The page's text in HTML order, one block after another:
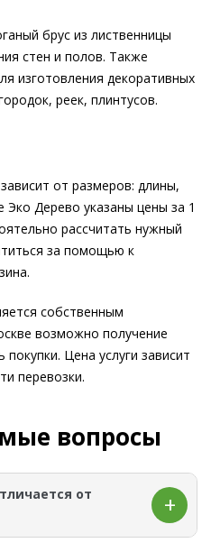
брус из лиственницы
стен и полов. Также
изготовления декоративных
реек, плинтусов.
от размеров: длины,
Дерево указаны цены за 1
рассчитать нужный
за помощью к
собственным
возможно получение
Цена услуги зависит
перевозки.
вопросы
от